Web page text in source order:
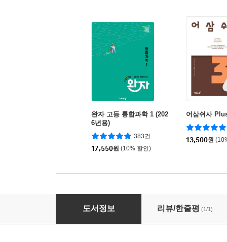
완자 고등 통합과학 1 (202
6년용)
383건
17,550원 (10% 할인)
어삼쉬사
13,500원
선지콕 국어 독서
도서정보 리뷰/한줄평 (1/1)